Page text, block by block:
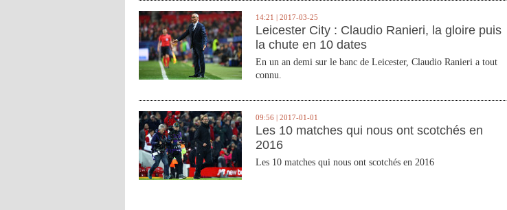
14:21 | 2017-03-25
Leicester City : Claudio Ranieri, la gloire puis
la chute en 10 dates
En un an demi sur le banc de Leicester, Claudio Ranieri a tout
connu.
09:56 | 2017-01-01
Les 10 matches qui nous ont scotchés en
2016
Les 10 matches qui nous ont scotchés en 2016